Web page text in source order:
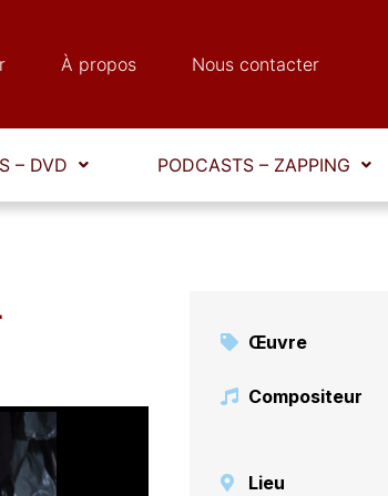
À propos Nous contacter
– DVD PODCASTS – ZAPPING
Œuvre
Compositeur
Lieu